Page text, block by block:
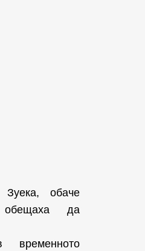
обаче
обещаха да